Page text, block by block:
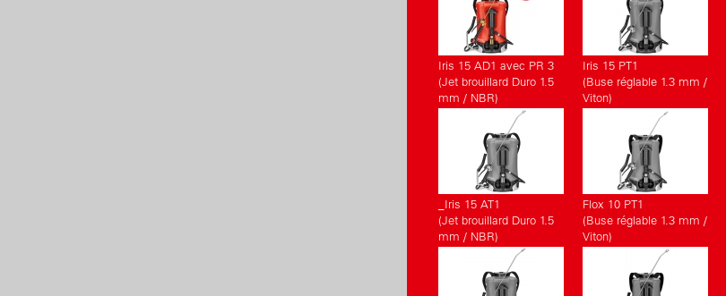
Iris 15 AD1 avec PR 3
(Jet brouillard Duro 1.5
mm / NBR)
Iris 15 PT1
(Buse réglable 1.3 mm /
Viton)
_Iris 15 AT1
(Jet brouillard Duro 1.5
mm / NBR)
Flox 10 PT1
(Buse réglable 1.3 mm /
Viton)